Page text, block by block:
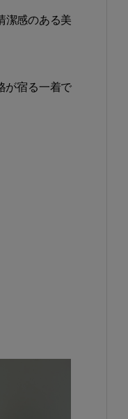
潔感のある美
が宿る一着で